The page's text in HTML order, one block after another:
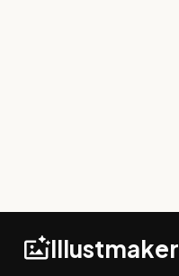
Illustmaker